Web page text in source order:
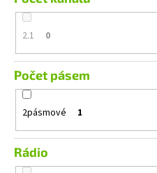
2.1 0
Počet pásem
2pásmové 1
Rádio